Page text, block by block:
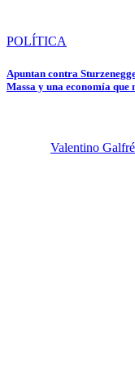
POLÍTICA
Apuntan contra
Massa y una economía que
Valentino Galfré